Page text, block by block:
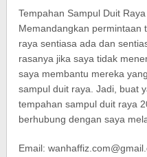
Tempahan Sampul Duit
Memandangkan permintaan
raya sentiasa ada dan
rasanya jika saya tidak
saya membantu mereka
sampul duit raya. Jadi, buat
tempahan sampul duit raya
berhubung dengan saya
Email: